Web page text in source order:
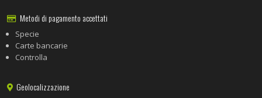
Metodi di pagamento accettati
Specie
Carte bancarie
Controlla
Geolocalizzazione